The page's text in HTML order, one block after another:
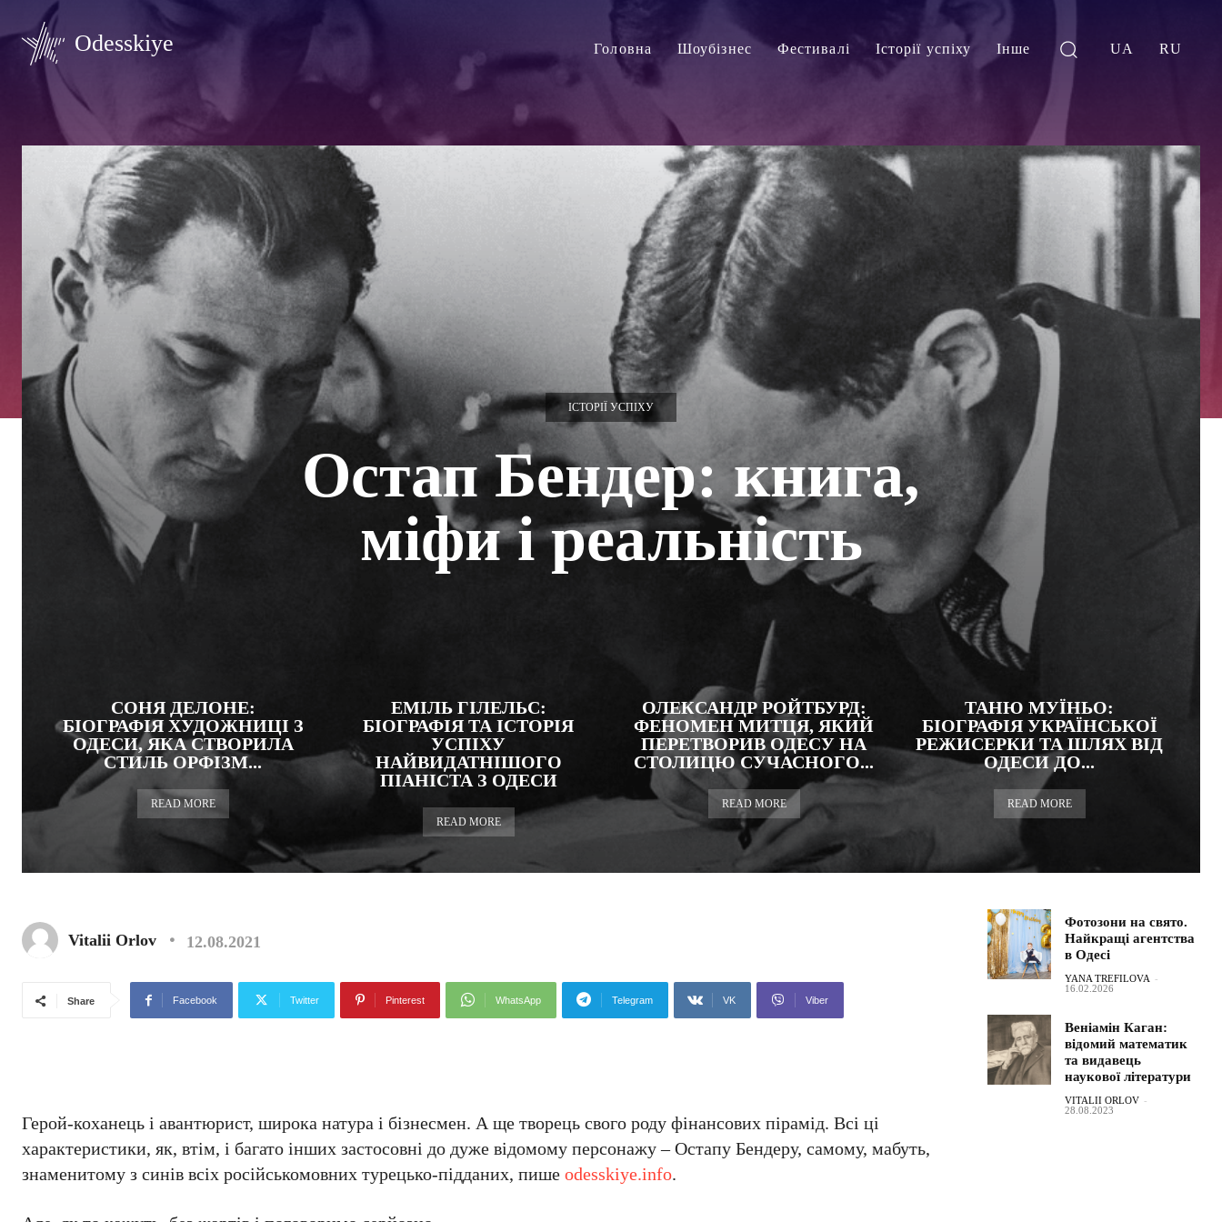
Odesskiye Головна Шоубізнес Фестивалі Історії успіху Інше UA RU
ІСТОРІЇ УСПІХУ
Остап Бендер: книга,
міфи і реальність
СОНЯ ДЕЛОНЕ:
БІОГРАФІЯ ХУДОЖНИЦІ З
ОДЕСИ, ЯКА СТВОРИЛА
СТИЛЬ ОРФІЗМ...
READ MORE
ЕМІЛЬ ГІЛЕЛЬС:
БІОГРАФІЯ ТА ІСТОРІЯ
УСПІХУ
НАЙВИДАТНІШОГО
ПІАНІСТА З ОДЕСИ
READ MORE
ОЛЕКСАНДР РОЙТБУРД:
ФЕНОМЕН МИТЦЯ, ЯКИЙ
ПЕРЕТВОРИВ ОДЕСУ НА
СТОЛИЦЮ СУЧАСНОГО...
READ MORE
ТАНЮ МУЇНЬО:
БІОГРАФІЯ УКРАЇНСЬКОЇ
РЕЖИСЕРКИ ТА ШЛЯХ ВІД
ОДЕСИ ДО...
READ MORE
Vitalii Orlov 12.08.2021
Share Facebook Twitter Pinterest WhatsApp Telegram VK Viber
Герой-коханець і авантюрист, широка натура і бізнесмен. А ще творець свого роду фінансових пірамід. Всі ці
характеристики, як, втім, і багато інших застосовні до дуже відомому персонажу – Остапу Бендеру, самому, мабуть,
знаменитому з синів всіх російськомовних турецько-підданих, пише odesskiye.info.
Фотозони на свято.
Найкращі агентства
в Одесі
YANA TREFILOVA -
16.02.2026
Веніамін Каган:
відомий математик
та видавець
наукової літератури
VITALII ORLOV -
28.08.2023